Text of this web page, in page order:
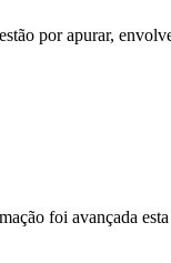
por apurar,
foi avançada